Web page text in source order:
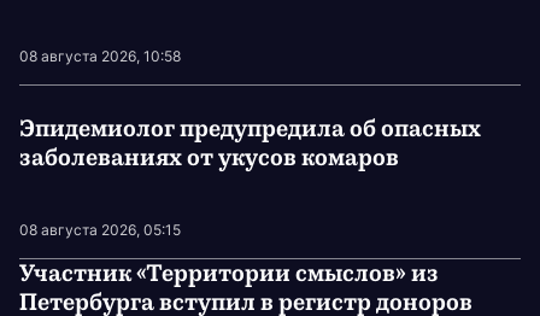
08 августа 2026, 10:58
Эпидемиолог предупредила об опасных
заболеваниях от укусов комаров
08 августа 2026, 05:15
Участник «Территории смыслов» из
Петербурга вступил в регистр доноров